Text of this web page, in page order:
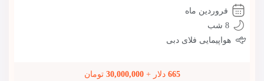
فروردین ماه
8 شب
هواپیمایی فلای دبی
665 دلار +30,000,000 تومان